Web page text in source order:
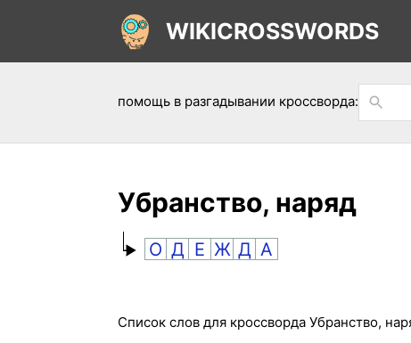
WIKICROSSWORDS
помощь в разгадывании кроссворда:
Убранство, наряд
О Д Е Ж Д А
Список слов для кроссворда Убранство,